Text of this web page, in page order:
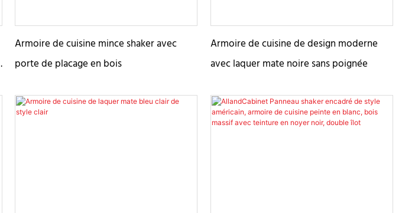
lumière, offrant plus de luminosité à la
cuisine. Le style armoire des portes
roseaux combine la modernité avec un
Armoire de cuisine mince shaker avec
porte de placage en bois
Armoire de cuisine de design moderne
avec laquer mate noire sans poignée